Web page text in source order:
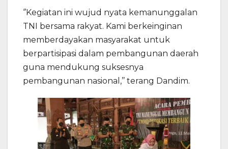
‘’Kegiatan ini wujud nyata kemanunggalan
TNI bersama rakyat. Kami berkeinginan
memberdayakan masyarakat untuk
berpartisipasi dalam pembangunan daerah
guna mendukung suksesnya
pembangunan nasional,’’ terang Dandim.